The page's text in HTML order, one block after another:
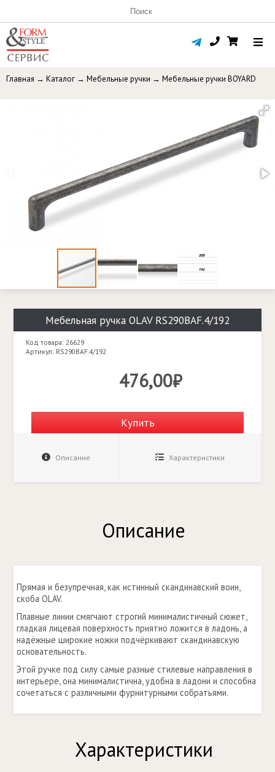
Главная → Каталог → Мебельные ручки → Мебельные ручки BOYARD
Мебельная ручка OLAV RS290BAF.4/192
Код товара: 26629
Артикул: RS290BAF.4/192
476,00₽
Купить
Описание Характеристики
Описание
Прямая и безупречная, как истинный скандинавский воин,
скоба OLAV.
Плавные линии смягчают строгий минималистичный сюжет,
гладкая лицевая поверхность приятно ложится в ладонь, а
надёжные широкие ножки подчёркивают скандинавскую
основательность.
Этой ручке под силу самые разные стилевые направления в
интерьере, она минималистична, удобна в ладони и способна
сочетаться с различными фурнитурными собратьями.
Характеристики